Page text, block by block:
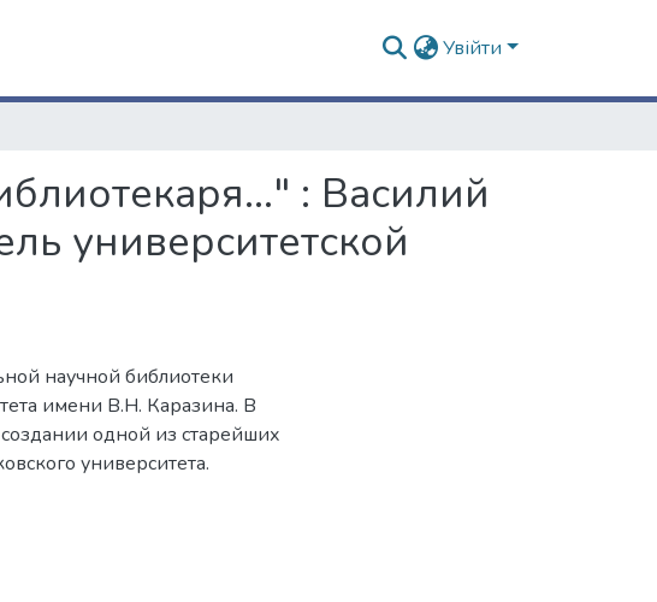
Увійти
: Василий
университетской
научной библиотеки
имени В.Н. Каразина. В
одной из старейших
университета.